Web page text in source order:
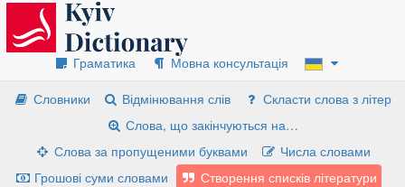
Граматика
Мовна консультація
Словники
Відмінювання слів
Скласти слова з літер
Слова, що закінчуються на…
Слова за пропущеними буквами
Числа словами
Грошові суми словами
Створення списків літератури